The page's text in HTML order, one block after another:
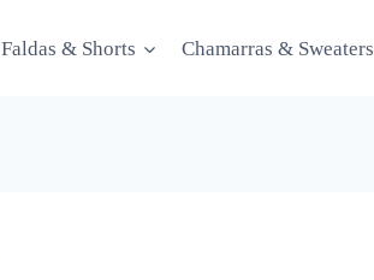
Faldas & Shorts Chamarras & Sweaters